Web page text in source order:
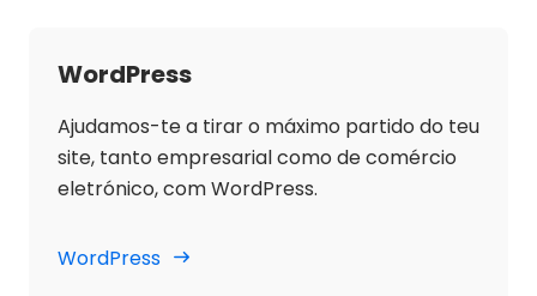
WordPress
Ajudamos-te a tirar o máximo partido do teu
site, tanto empresarial como de comércio
eletrónico, com WordPress.
WordPress